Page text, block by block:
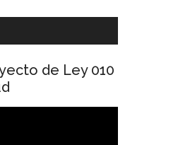
de Ley 010